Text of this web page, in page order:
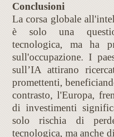
Conclusioni
La corsa globale
è solo una
tecnologica, ma ha
sull'occupazione. I
sull’IA attirano
promettenti,
contrasto, l'Europa,
di investimenti
solo rischia di
tecnologica, ma anche